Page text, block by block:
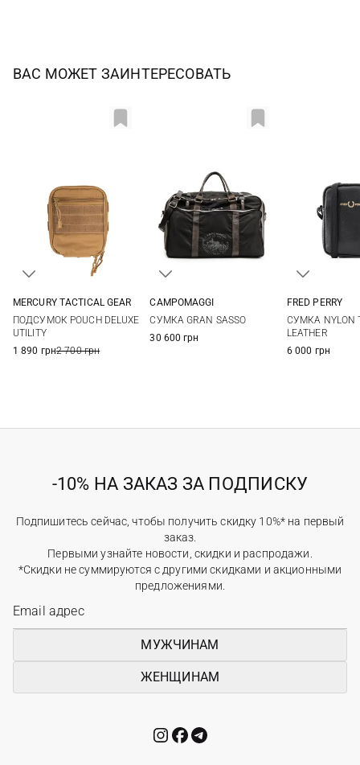
ВАС МОЖЕТ ЗАИНТЕРЕСОВАТЬ
MERCURY TACTICAL GEAR
ПОДСУМОК POUCH DELUXE
UTILITY
1 890 грн2 700 грн
CAMPOMAGGI
СУМКА GRAN SASSO
30 600 грн
FRED PERRY
СУМКА NYLON
LEATHER
6 000 грн
-10% НА ЗАКАЗ ЗА ПОДПИСКУ
Подпишитесь сейчас, чтобы получить скидку 10%* на первый
заказ.
Первыми узнайте новости, скидки и распродажи.
*Скидки не суммируются с другими скидками и акционными
предложениями.
МУЖЧИНАМ
ЖЕНЩИНАМ